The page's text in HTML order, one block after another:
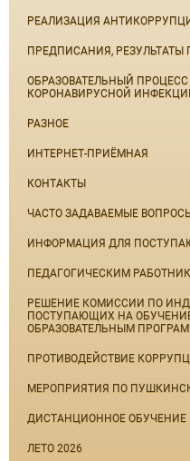
РЕАЛИЗАЦИЯ
ПРЕДПИСАНИЯ, РЕЗУЛЬТАТЫ
ОБРАЗОВАТЕЛЬНЫЙ
КОРОНАВИРУСНОЙ ИНФЕКЦИИ
РАЗНОЕ
ИНТЕРНЕТ-ПРИЁМНАЯ
КОНТАКТЫ
ЧАСТО ЗАДАВАЕМЫЕ ВОПРОСЫ
ИНФОРМАЦИЯ ДЛЯ
ПЕДАГОГИЧЕСКИМ
РЕШЕНИЕ КОМИССИИ ПО
ПОСТУПАЮЩИХ НА
ОБРАЗОВАТЕЛЬНЫМ
ПРОТИВОДЕЙСТВИЕ
МЕРОПРИЯТИЯ ПО
ДИСТАНЦИОННОЕ ОБУЧЕНИЕ
ЛЕТО 2026